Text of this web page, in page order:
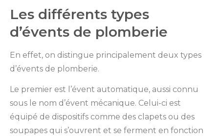
Les différents types
d’évents de plomberie
En effet, on distingue principalement deux types
d’évents de plomberie.
Le premier est l’évent automatique, aussi connu
sous le nom d’évent mécanique. Celui-ci est
équipé de dispositifs comme des clapets ou des
soupapes qui s’ouvrent et se ferment en fonction